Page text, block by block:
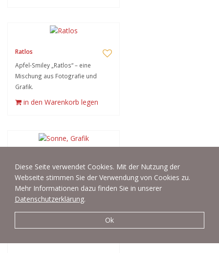
Diese Seite verwendet Cookies. Mit der Nutzung der
Webseite stimmen Sie der Verwendung von Cookies zu.
Mehr Informationen dazu finden Sie in unserer
Datenschutzerklärung.
Ok
Ratlos
Apfel-Smiley „Ratlos“ – eine
Mischung aus Fotografie und
Grafik.
in den Warenkorb legen
in den Warenkorb legen